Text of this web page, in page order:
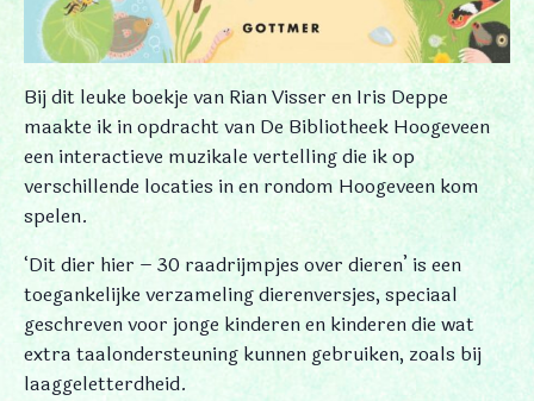
Bij dit leuke boekje van Rian Visser en Iris Deppe
maakte ik in opdracht van De Bibliotheek Hoogeveen
een interactieve muzikale vertelling die ik op
verschillende locaties in en rondom Hoogeveen kom
spelen.
‘Dit dier hier – 30 raadrijmpjes over dieren’ is een
toegankelijke verzameling dierenversjes, speciaal
geschreven voor jonge kinderen en kinderen die wat
extra taalondersteuning kunnen gebruiken, zoals bij
laaggeletterdheid.